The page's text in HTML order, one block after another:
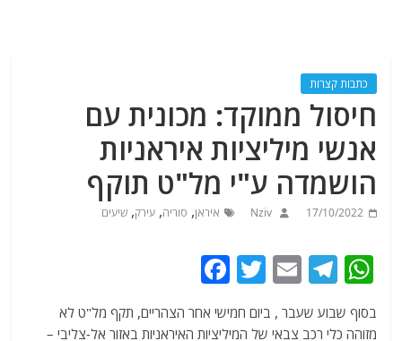
כתבות קצרות
חיסול ממוקד: מכונית עם
אנשי מיליציות איראניות
הושמדה ע"י מל"ט תוקף
17/10/2022
Nziv איראן, סוריה,עירק,שיעים
W
at
T
e
E
ai
T
itt
c
בסוף שבוע שעבר , ביום חמישי אחר הצהריים, תקף מל"ט לא
מזוהה כלי רכב צבאי של המיליציות האיראניות באזור אל-צליבי –